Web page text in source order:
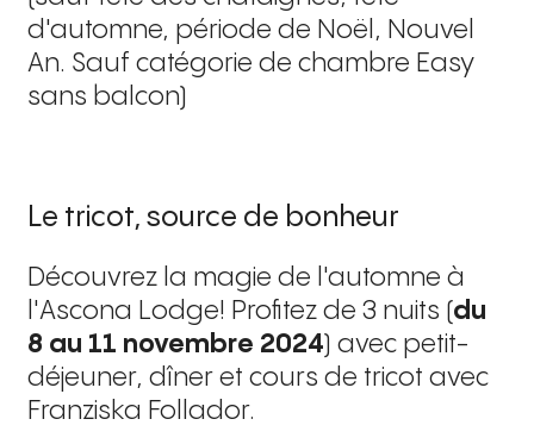
d'automne, période de Noël, Nouvel
An. Sauf catégorie de chambre Easy
sans balcon)
Le tricot, source de bonheur
Découvrez la magie de l'automne à
l'Ascona Lodge! Profitez de 3 nuits (du
8 au 11 novembre 2024) avec petit-
déjeuner, dîner et cours de tricot avec
Franziska Follador.